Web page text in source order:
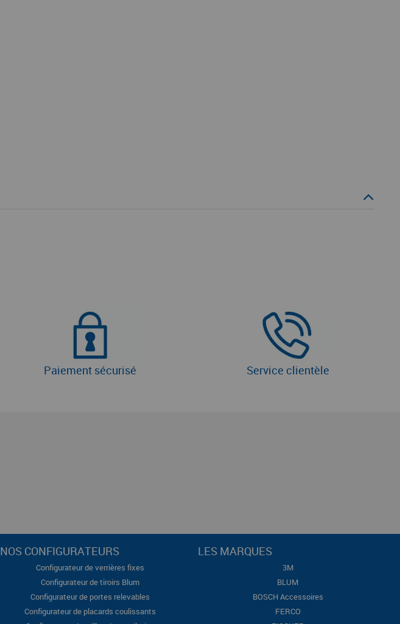
Paiement sécurisé Service clientèle
NOS CONFIGURATEURS
Configurateur de verrières fixes
Configurateur de tiroirs Blum
Configurateur de portes relevables
Configurateur de placards coulissants
LES MARQUES
3M
BLUM
BOSCH Accessoires
FERCO